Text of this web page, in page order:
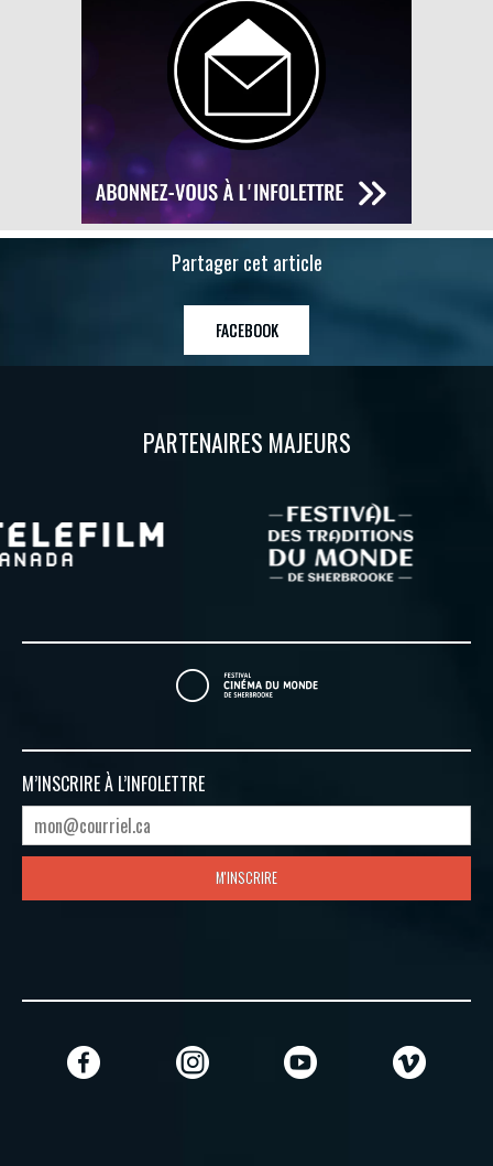
Partager cet article
FACEBOOK
PARTENAIRES MAJEURS
M’INSCRIRE À L’INFOLETTRE
M'INSCRIRE